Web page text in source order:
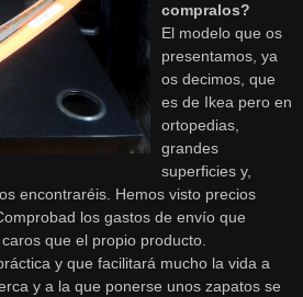
compralos?
El modelo que os
presentamos, ya
os decimos, que
es de Ikea pero en
ortopedias,
grandes
superficies y,
encontraréis. Hemos visto precios
los gastos de envío que
que el propio producto.
y que facilitará mucho la vida a
y a la que ponerse unos zapatos se